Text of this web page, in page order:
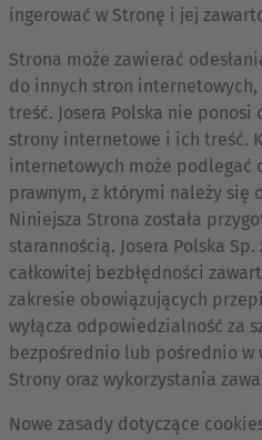
ingerować w Stronę i jej
Strona może zawierać
do innych stron
treść. Josera Polska nie
strony internetowe i ich treść.
internetowych może podlegać
prawnym, z którymi należy się
Niniejsza Strona została
starannością. Josera Polska
całkowitej bezbłędności
zakresie obowiązujących
wyłącza odpowiedzialność za
bezpośrednio lub pośrednio w
Strony oraz wykorzystania
Nowe zasady dotyczące